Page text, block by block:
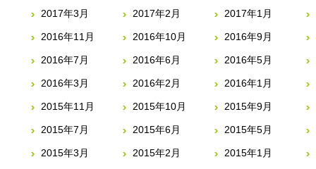
2017年3月 2017年2月 2017年1月
2016年11月 2016年10月 2016年9月
2016年7月 2016年6月 2016年5月
2016年3月 2016年2月 2016年1月
2015年11月 2015年10月 2015年9月
2015年7月 2015年6月 2015年5月
2015年3月 2015年2月 2015年1月